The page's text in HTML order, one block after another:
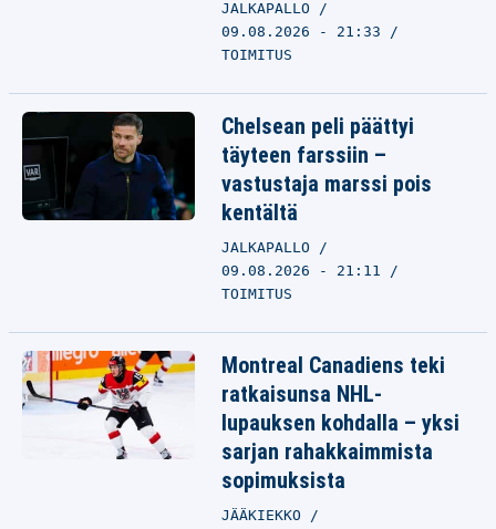
JALKAPALLO
09.08.2026 - 21:33
TOIMITUS
Chelsean peli päättyi
täyteen farssiin –
vastustaja marssi pois
kentältä
JALKAPALLO
09.08.2026 - 21:11
TOIMITUS
Montreal Canadiens teki
ratkaisunsa NHL-
lupauksen kohdalla – yksi
sarjan rahakkaimmista
sopimuksista
JÄÄKIEKKO